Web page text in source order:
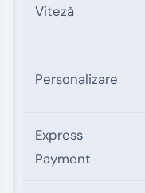
Viteză
Personalizare
Express
Payment